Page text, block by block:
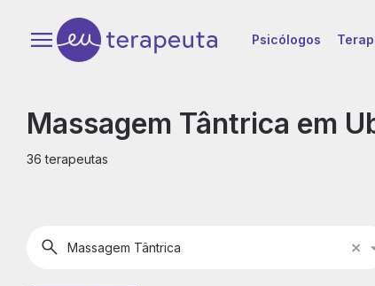
Psicólogos
Massagem Tântrica em
36 terapeutas
Massagem Tântrica